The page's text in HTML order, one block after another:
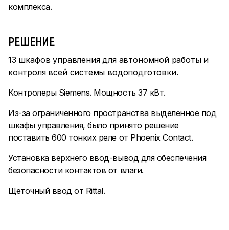
комплекса.
РЕШЕНИЕ
13 шкафов управления для автономной работы и
контроля всей системы водоподготовки.
Контролеры Siemens. Мощность 37 кВт.
Из-за ограниченного пространства выделенное под
шкафы управления, было принято решение
поставить 600 тонких реле от Phoenix Contact.
Установка верхнего ввод-вывод для обеспечения
безопасности контактов от влаги.
Щеточный ввод от Rittal.